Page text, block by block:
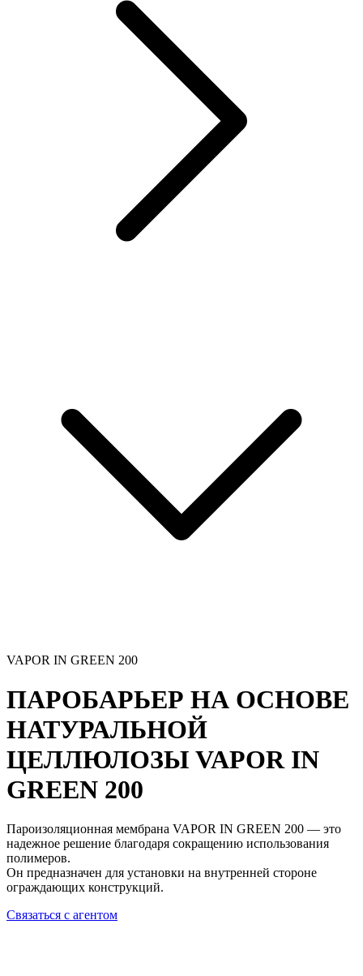
VAPOR IN GREEN 200
ПАРОБАРЬЕР НА ОСНОВЕ
НАТУРАЛЬНОЙ
ЦЕЛЛЮЛОЗЫ VAPOR IN
GREEN 200
Пароизоляционная мембрана VAPOR IN GREEN 200 — это
надежное решение благодаря сокращению использования
полимеров.
Он предназначен для установки на внутренней стороне
ограждающих конструкций.
Связаться с агентом